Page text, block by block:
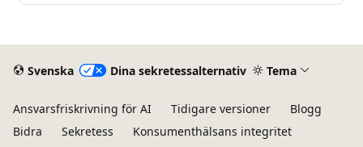
Svenska Dina sekretessalternativ Tema
Ansvarsfriskrivning för AI Tidigare versioner
Blogg
Bidra
Sekretess
Konsumenthälsans integritet